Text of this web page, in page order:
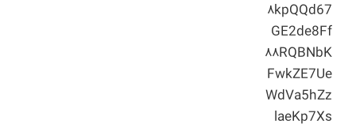
۸kpQQd67
GE2de8Ff
۸۸RQBNbK
FwkZE7Ue
WdVa5hZz
laeKp7Xs